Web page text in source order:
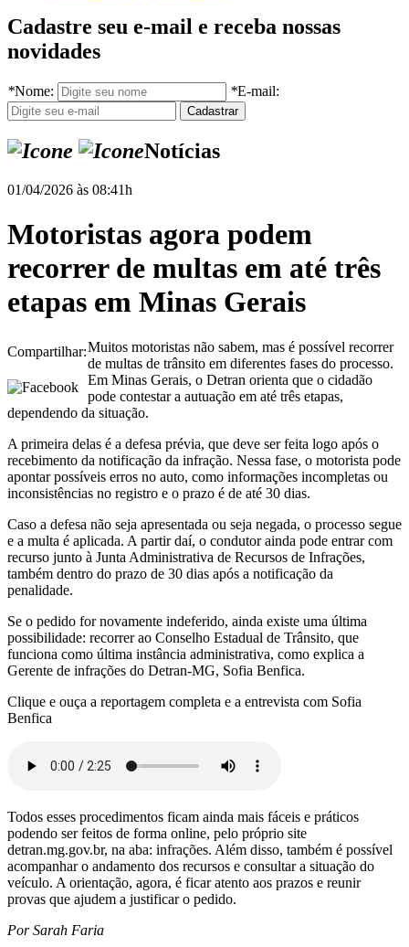
Cadastre seu e-mail e receba nossas
novidades
*Nome: *E-mail:
Notícias
01/04/2026 às 08:41h
Motoristas agora podem
recorrer de multas em até três
etapas em Minas Gerais
Compartilhar:Muitos motoristas não sabem, mas é possível recorrer
de multas de trânsito em diferentes fases do processo.
Em Minas Gerais, o Detran orienta que o cidadão
pode contestar a autuação em até três etapas,
dependendo da situação.
A primeira delas é a defesa prévia, que deve ser feita logo após o
recebimento da notificação da infração. Nessa fase, o motorista pode
apontar possíveis erros no auto, como informações incompletas ou
inconsistências no registro e o prazo é de até 30 dias.
Caso a defesa não seja apresentada ou seja negada, o processo segue
e a multa é aplicada. A partir daí, o condutor ainda pode entrar com
recurso junto à Junta Administrativa de Recursos de Infrações,
também dentro do prazo de 30 dias após a notificação da
penalidade.
Se o pedido for novamente indeferido, ainda existe uma última
possibilidade: recorrer ao Conselho Estadual de Trânsito, que
funciona como última instância administrativa, como explica a
Gerente de infrações do Detran-MG, Sofia Benfica.
Clique e ouça a reportagem completa e a entrevista com Sofia
Benfica
Todos esses procedimentos ficam ainda mais fáceis e práticos
podendo ser feitos de forma online, pelo próprio site
detran.mg.gov.br, na aba: infrações. Além disso, também é possível
acompanhar o andamento dos recursos e consultar a situação do
veículo. A orientação, agora, é ficar atento aos prazos e reunir
provas que ajudem a justificar o pedido.
Por Sarah Faria